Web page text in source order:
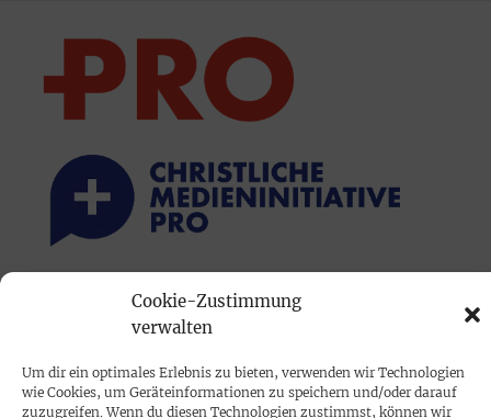
Cookie-Zustimmung
verwalten
Um dir ein optimales Erlebnis zu bieten, verwenden wir Technologien
wie Cookies, um Geräteinformationen zu speichern und/oder darauf
zuzugreifen. Wenn du diesen Technologien zustimmst, können wir
PRINTAUSGABE
Mediadaten
PROKOMPAKT